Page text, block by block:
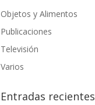
Objetos y Alimentos
Publicaciones
Televisión
Varios
Entradas recientes